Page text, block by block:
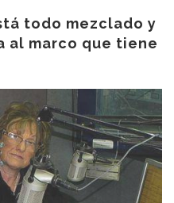
todo mezclado y
al marco que tiene